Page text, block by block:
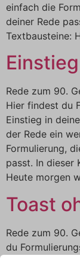
einfach die
deiner Rede
Textbausteine:
Rede zum 90.
Hier findest du
Einstieg in
der Rede ein
Formulierung,
passt. In dieser
Heute morgen
Toast
Rede zum 90.
du